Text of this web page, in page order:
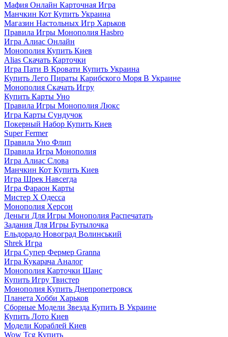
Мафия Онлайн Карточная Игра
Манчкин Кот Купить Украина
Магазин Настольных Игр Харьков
Правила Игры Монополия Hasbro
Игра Алиас Онлайн
Монополия Купить Киев
Alias Скачать Карточки
Игра Пати В Кровати Купить Украина
Купить Лего Пираты Карибского Моря В Украине
Монополия Скачать Игру
Купить Карты Уно
Правила Игры Монополия Люкс
Игра Карты Сундучок
Покерный Набор Купить Киев
Super Fermer
Правила Уно Флип
Правила Игра Монополия
Игра Алиас Слова
Манчкин Кот Купить Киев
Игра Шрек Навсегда
Игра Фараон Карты
Мистер Х Одесса
Монополия Херсон
Деньги Для Игры Монополия Распечатать
Задания Для Игры Бутылочка
Ельдорадо Новоград Волинський
Shrek Игра
Игра Супер Фермер Granna
Игра Кукарача Аналог
Монополия Карточки Шанс
Купить Игру Твистер
Монополия Купить Днепропетровск
Планета Хобби Харьков
Сборные Модели Звезда Купить В Украине
Купить Лото Киев
Модели Кораблей Киев
Wow Tcg Купить